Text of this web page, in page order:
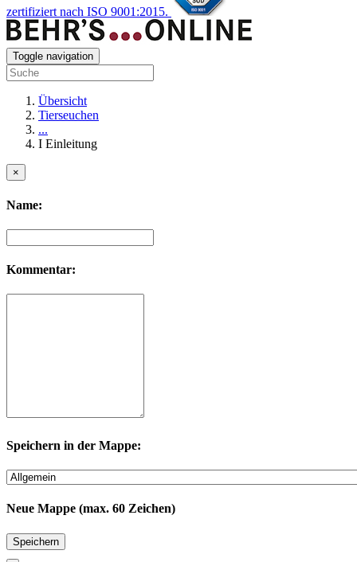
zertifiziert nach ISO 9001:2015.
Toggle navigation
Übersicht
Tierseuchen
...
I Einleitung
×
Name:
Kommentar:
Speichern in der Mappe:
Neue Mappe (max. 60 Zeichen)
Speichern